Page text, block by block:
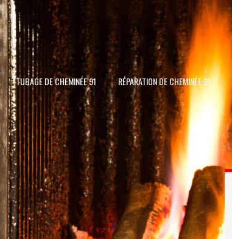
TUBAGE DE CHEMINÉE 91 RÉPARATION DE CHEMINÉE 91